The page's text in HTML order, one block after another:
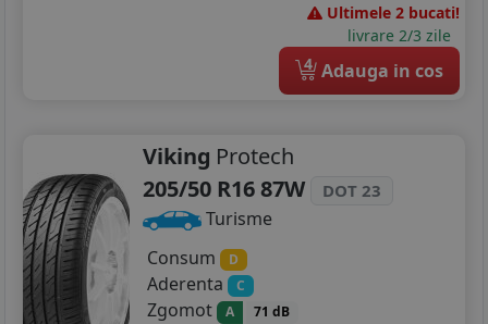
Ultimele 2 bucati!
livrare 2/3 zile
4 Adauga in cos
Viking Protech
205/50 R16 87W
DOT 23
Turisme
Consum
D
Aderenta C
Zgomot A 71 dB